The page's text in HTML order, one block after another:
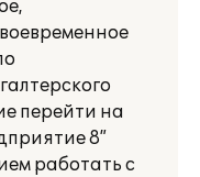
перейти на
8”
работать с